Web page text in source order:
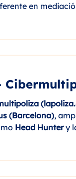
en
(Barcelona),
Head Huntery